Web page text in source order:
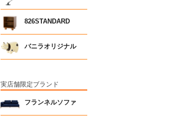
826STANDARD
バニラオリジナル
実店舗限定ブランド
フランネルソファ